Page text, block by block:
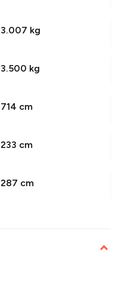
3.007 kg
3.500 kg
714 cm
233 cm
287 cm